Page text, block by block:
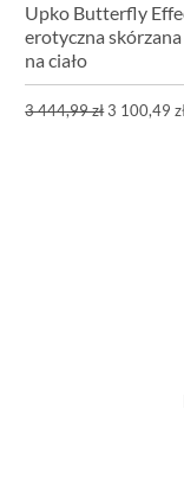
Upko Butterfly
erotyczna
na ciało
3 444,99 zł3 100,49